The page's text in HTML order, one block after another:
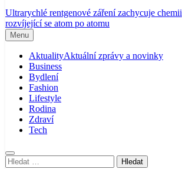
Ultrarychlé rentgenové záření zachycuje chemii
rozvíjející se atom po atomu
Menu
AktualityAktuální zprávy a novinky
Business
Bydlení
Fashion
Lifestyle
Rodina
Zdraví
Tech
Vyhledávání